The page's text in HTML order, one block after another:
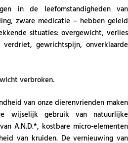
in de leefomstandigheden van
zware medicatie – hebben geleid
situaties: overgewicht, verlies
gewrichtspijn, onverklaarde
verbroken.
van onze dierenvrienden maken
wijselijk gebruik van natuurlijke
A.N.D.*, kostbare micro-elementen
van kruiden. De vernieuwing van